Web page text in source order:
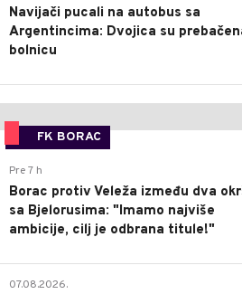
Navijači pucali na autobus sa
Argentincima: Dvojica su
bolnicu
FK BORAC
Pre 7 h
Borac protiv Veleža između dva
sa Bjelorusima: "Imamo najviše
ambicije, cilj je odbrana titule!"
07.08.2026.